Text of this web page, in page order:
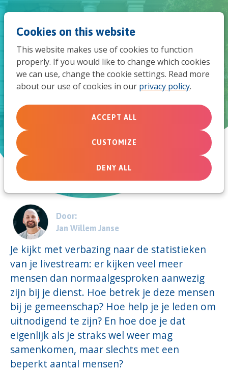
Cookies on this website
This website makes use of cookies to function
properly. If you would like to change which cookies
we can use, change the cookie settings. Read more
about our use of cookies in our privacy policy.
ACCEPT ALL
CUSTOMIZE
DENY ALL
Mensen betrekken bij de
gemeenschap
May 20, 2020
Door:
Jan Willem Janse
Je kijkt met verbazing naar de statistieken
van je livestream: er kijken veel meer
mensen dan normaalgesproken aanwezig
zijn bij je dienst. Hoe betrek je deze mensen
bij je gemeenschap? Hoe help je je leden om
uitnodigend te zijn? En hoe doe je dat
eigenlijk als je straks wel weer mag
samenkomen, maar slechts met een
beperkt aantal mensen?